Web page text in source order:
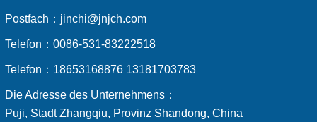
Postfach： jinchi@jnjch.com
Telefon： 0086-531-83222518
Telefon： 18653168876 13181703783
Die Adresse des Unternehmens：
Puji, Stadt Zhangqiu, Provinz Shandong, China